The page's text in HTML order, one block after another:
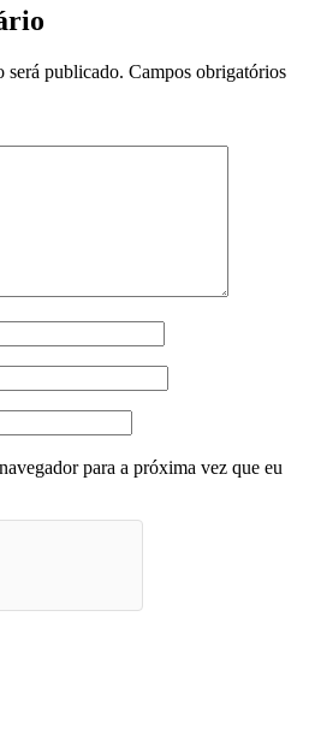
será publicado. Campos obrigatórios
para a próxima vez que eu